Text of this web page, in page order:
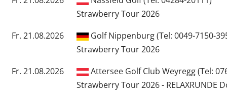
Strawberry Tour 2026
Fr. 21.08.2026
Golf Nippenburg (Tel: 0049-7150-
Strawberry Tour 2026
Fr. 21.08.2026
Attersee Golf Club Weyregg (Tel:
Strawberry Tour 2026 - RELAXRUNDE